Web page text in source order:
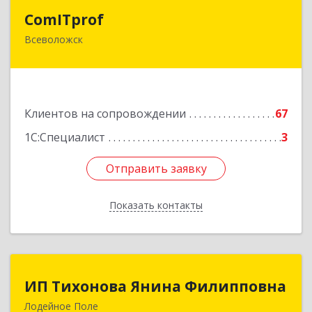
ComITprof
Всеволожск
Клиентов на сопровождении
67
1С:Специалист
3
Отправить заявку
Показать контакты
188643, Ленинградская обл, Всеволожский р-н,
Отправить заявку
Назад
ИП Тихонова Янина Филипповна
Лодейное Поле
187700, Ленинградская обл, Лодейнопольский